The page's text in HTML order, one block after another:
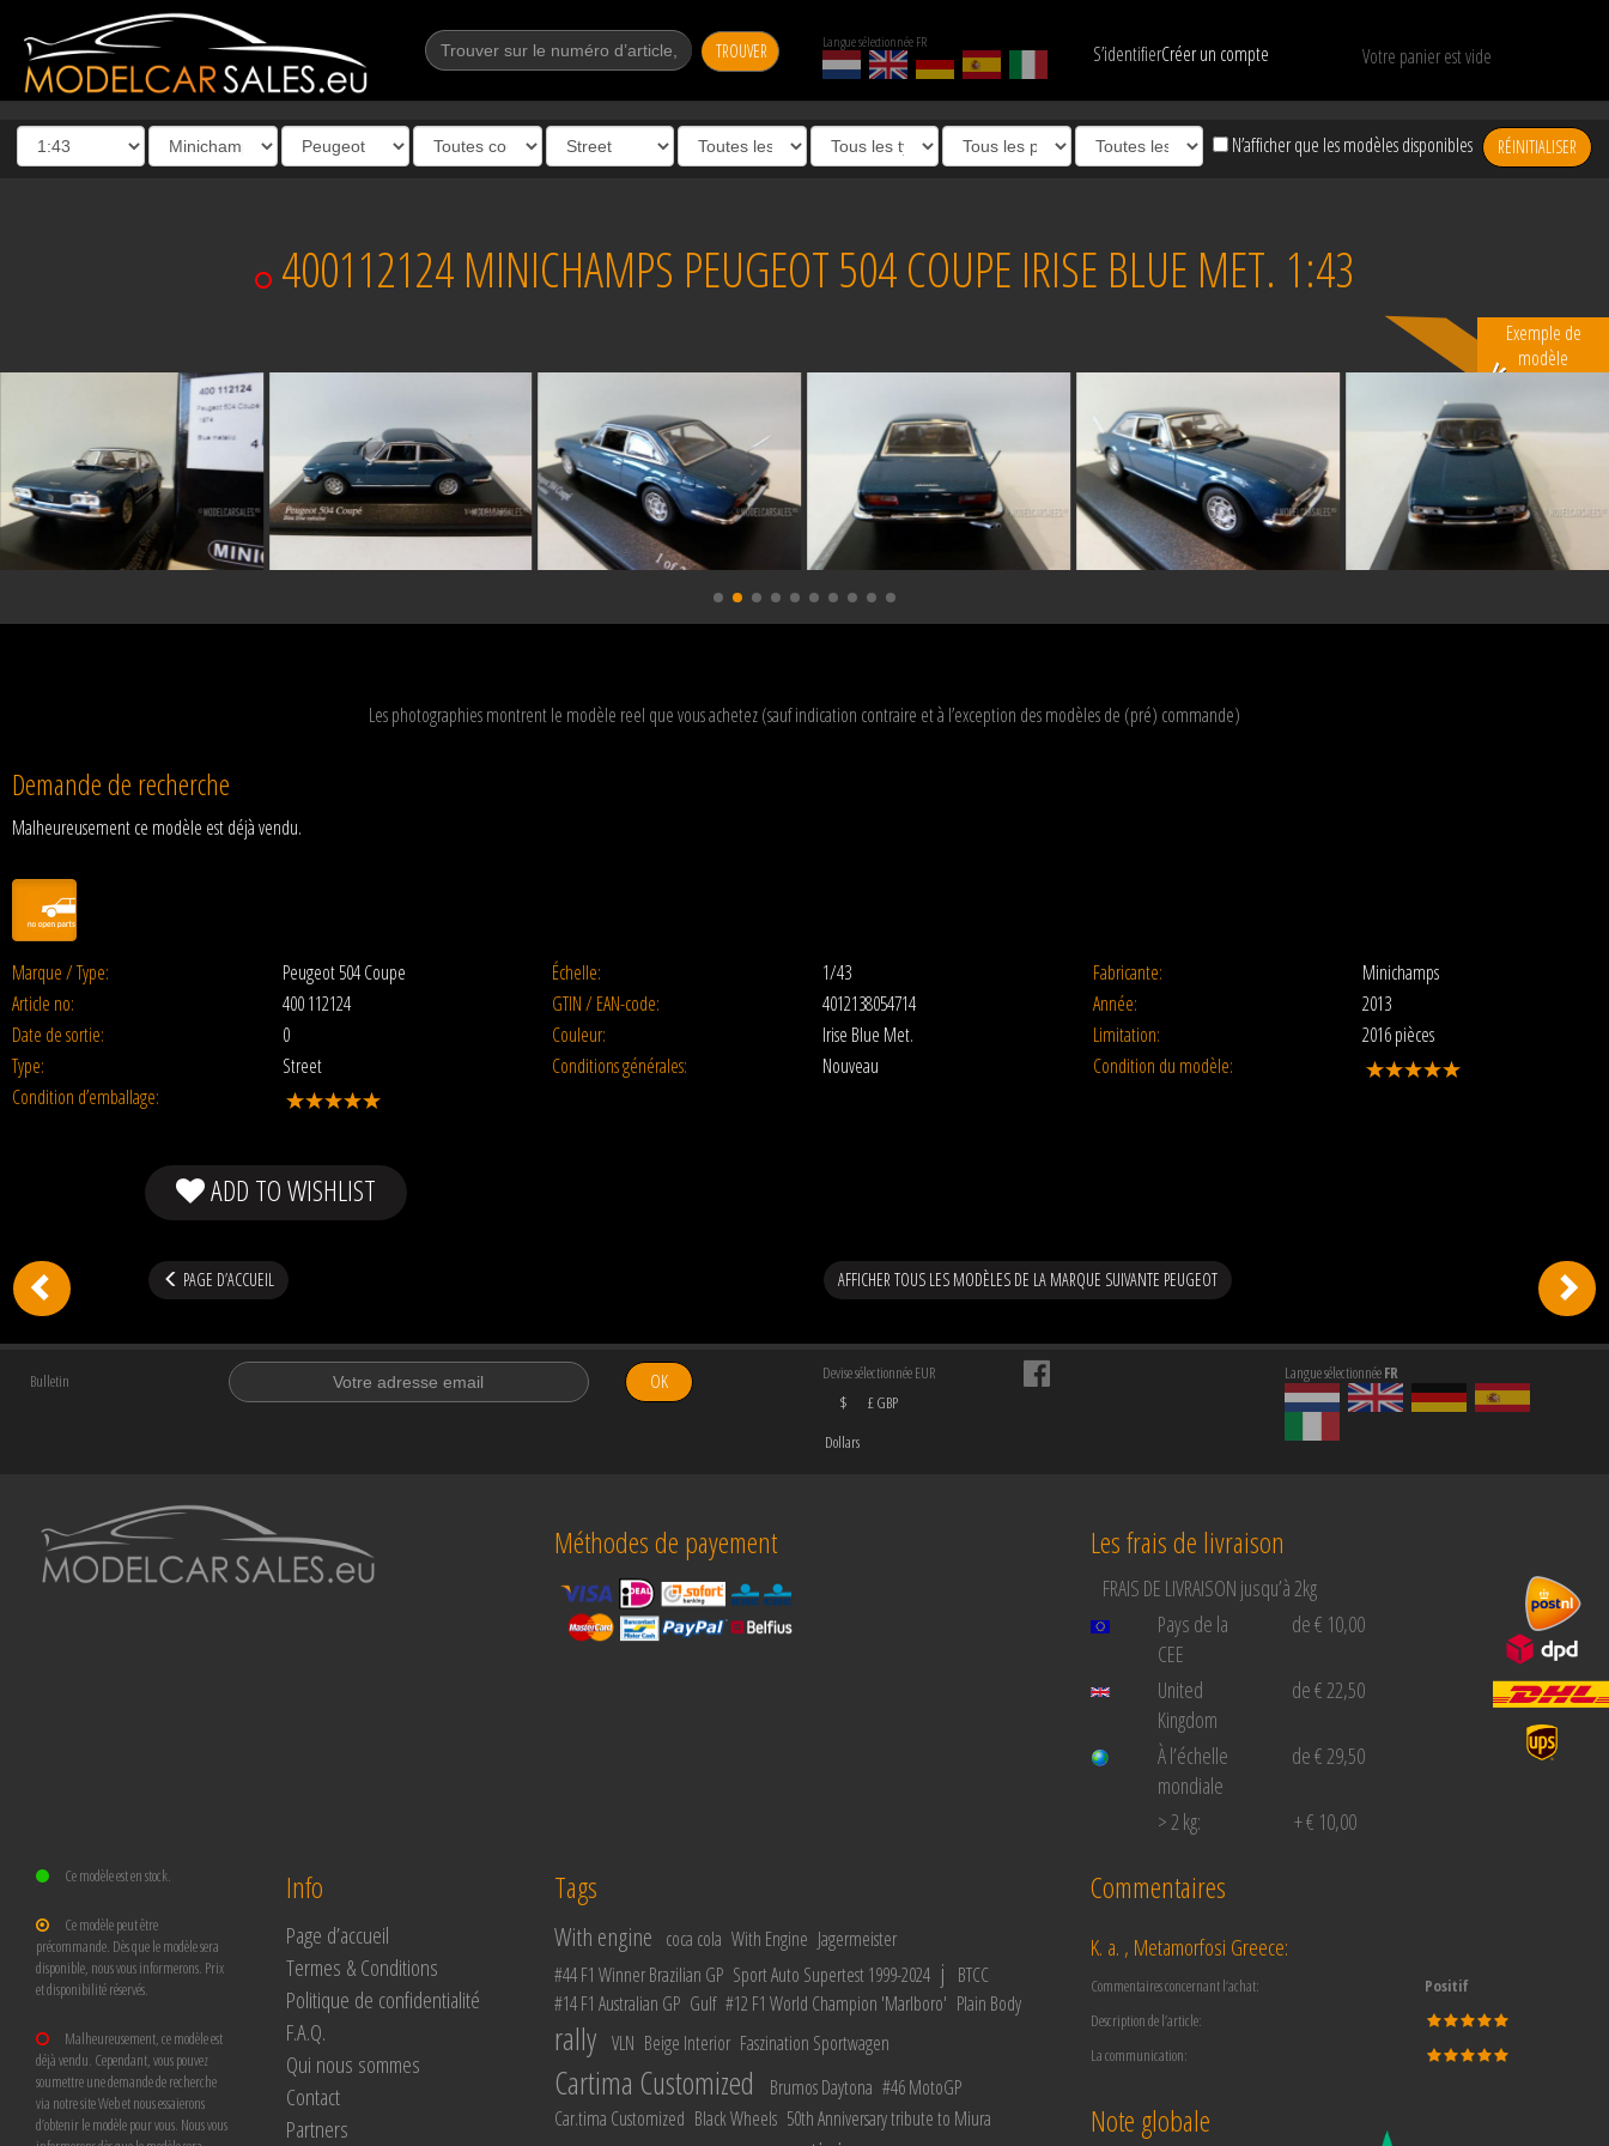
TROUVER Langue sélectionnée FR S’identifierCréer un compte Votre panier est vide
N’afficher que les modèles disponibles RÉINITIALISER
400112124 MINICHAMPS PEUGEOT 504 COUPE IRISE BLUE MET. 1:43
Exemple de
modèle
Vendu
Les photographies montrent le modèle reel que vous achetez (sauf indication contraire et à l’exception des modèles de (pré) commande)
Demande de recherche
Malheureusement ce modèle est déjà vendu.
Marque / Type: Peugeot 504 Coupe Échelle: 1/43 Fabricante:
Minichamps
Article no:
400 112124 GTIN / EAN-code: 4012138054714 Année:
2013
Date de sortie:
0 Couleur: Irise Blue Met. Limitation:
2016 pièces
Type:
Street Conditions générales: Nouveau
Condition du modèle:
Condition d’emballage:
ADD TO WISHLIST
PAGE D’ACCUEIL AFFICHER TOUS LES MODÈLES DE LA MARQUE SUIVANTE PEUGEOT
Bulletin OK
Devise sélectionnée EUR
$
Dollars
£ GBP
Langue sélectionnéeFR
Méthodes de payement Les frais de livraison
FRAIS DE LIVRAISON jusqu’à 2kg
Pays de la
CEE
de € 10,00
United
Kingdom
de € 22,50
À l’échelle
mondiale
de € 29,50
> 2 kg: + € 10,00
Ce modèle est en stock.
Ce modèle peut être
précommande. Dès que le modèle sera
disponible, nous vous informerons. Prix
et disponibilité réservés.
Malheureusement, ce modèle est
déjà vendu. Cependant, vous pouvez
soumettre une demande de recherche
via notre site Web et nous essaierons
d’obtenir le modèle pour vous. Nous vous
Info
Page d’accueil
Termes & Conditions
Politique de confidentialité
F.A.Q.
Qui nous sommes
Contact
Partners
Tags
With engine coca cola With Engine Jagermeister
#44 F1 Winner Brazilian GP Sport Auto Supertest 1999-2024 j BTCC
#14 F1 Australian GP Gulf #12 F1 World Champion 'Marlboro' Plain Body
rally VLN Beige Interior Faszination Sportwagen
Cartima Customized Brumos Daytona #46 MotoGP
Car.tima Customized Black Wheels 50th Anniversary tribute to Miura
Commentaires
K. a. , Metamorfosi Greece:
Commentaires concernant l‘achat:
Positif
Description de l’article:
La communication:
Note globale